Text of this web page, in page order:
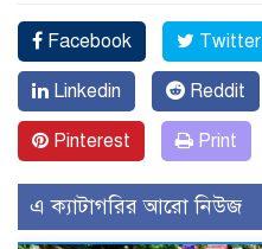
Facebook Twitter
Linkedin Reddit
Pinterest Print
এ ক্যাটাগরির আরো নিউজ